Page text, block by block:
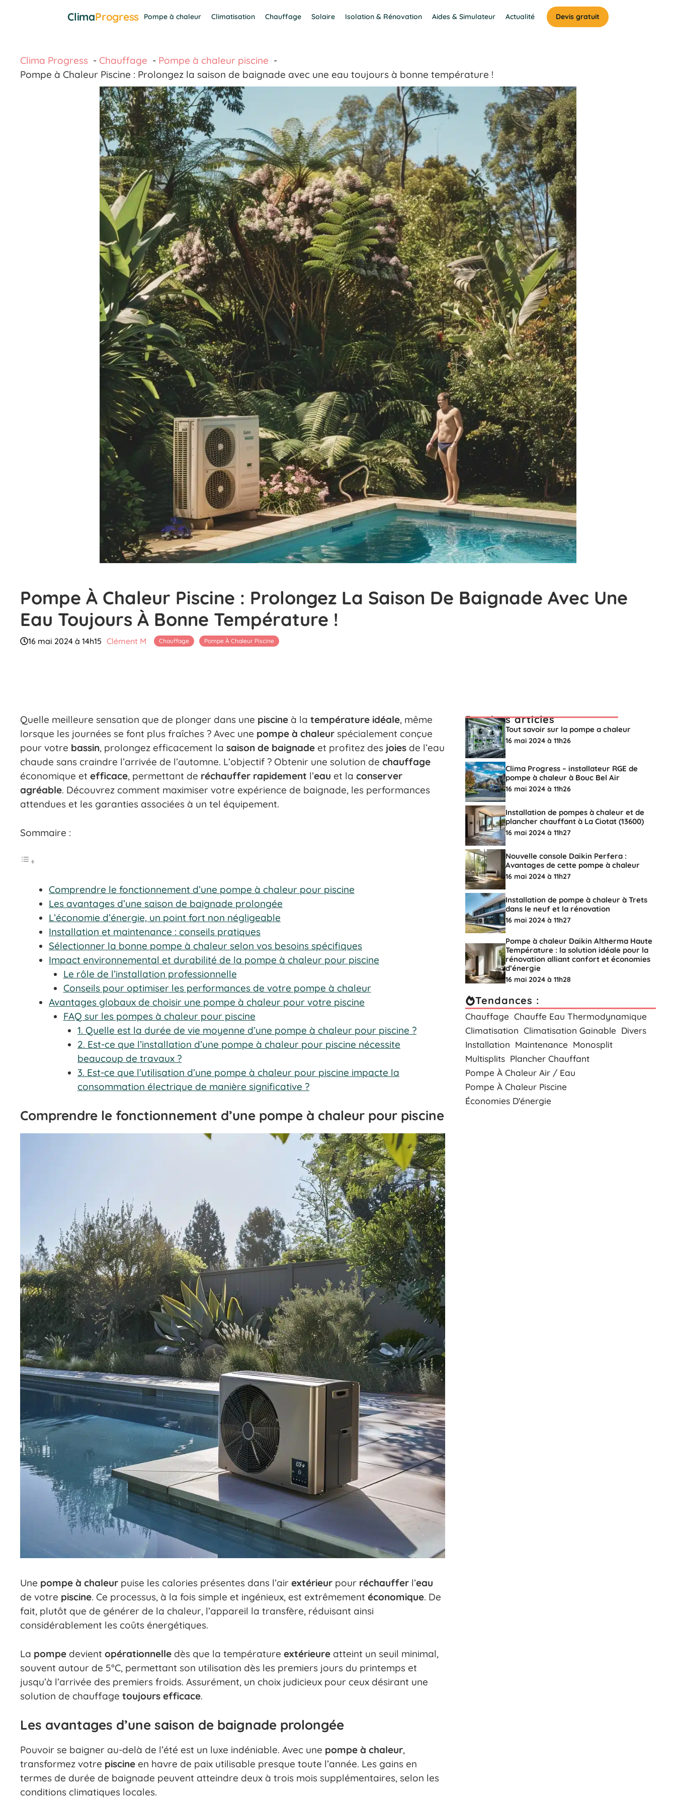
ClimaProgress Pompe à chaleur Climatisation Chauffage Solaire Isolation & Rénovation Aides & Simulateur Actualité Devis gratuit
Clima Progress Chauffage
Pompe à chaleur piscine
Pompe à Chaleur Piscine : Prolongez la saison de baignade avec une eau toujours à bonne température !
Pompe À Chaleur Piscine : Prolongez La Saison De Baignade Avec Une
Eau Toujours À Bonne Température !
16 mai 2024 à 14h15 Clément M Chauffage Pompe À Chaleur Piscine
Quelle meilleure sensation que de plonger dans une piscine à la température idéale, même
lorsque les journées se font plus fraîches ? Avec une pompe à chaleur spécialement conçue
pour votre bassin, prolongez efficacement la saison de baignade et profitez des joies de l’eau
chaude sans craindre l’arrivée de l’automne. L’objectif ? Obtenir une solution de chauffage
économique et efficace, permettant de réchauffer rapidement l’eau et la conserver
agréable. Découvrez comment maximiser votre expérience de baignade, les performances
attendues et les garanties associées à un tel équipement.
Sommaire :
Comprendre le fonctionnement d’une pompe à chaleur pour piscine
Les avantages d’une saison de baignade prolongée
L’économie d’énergie, un point fort non négligeable
Installation et maintenance : conseils pratiques
Sélectionner la bonne pompe à chaleur selon vos besoins spécifiques
Impact environnemental et durabilité de la pompe à chaleur pour piscine
Le rôle de l’installation professionnelle
Conseils pour optimiser les performances de votre pompe à chaleur
Avantages globaux de choisir une pompe à chaleur pour votre piscine
FAQ sur les pompes à chaleur pour piscine
1. Quelle est la durée de vie moyenne d’une pompe à chaleur pour piscine ?
2. Est-ce que l’installation d’une pompe à chaleur pour piscine nécessite
beaucoup de travaux ?
3. Est-ce que l’utilisation d’une pompe à chaleur pour piscine impacte la
consommation électrique de manière significative ?
Comprendre le fonctionnement d’une pompe à chaleur pour piscine
Une pompe à chaleur puise les calories présentes dans l’air extérieur pour réchauffer l’eau
de votre piscine. Ce processus, à la fois simple et ingénieux, est extrêmement économique. De
fait, plutôt que de générer de la chaleur, l’appareil la transfère, réduisant ainsi
considérablement les coûts énergétiques.
La pompe devient opérationnelle dès que la température extérieure atteint un seuil minimal,
souvent autour de 5°C, permettant son utilisation dès les premiers jours du printemps et
jusqu’à l’arrivée des premiers froids. Assurément, un choix judicieux pour ceux désirant une
solution de chauffage toujours efficace.
Les avantages d’une saison de baignade prolongée
Pouvoir se baigner au-delà de l’été est un luxe indéniable. Avec une pompe à chaleur,
transformez votre piscine en havre de paix utilisable presque toute l’année. Les gains en
termes de durée de baignade peuvent atteindre deux à trois mois supplémentaires, selon les
conditions climatiques locales.
Derniers articles
Tout savoir sur la pompe a chaleur
16 mai 2024 à 11h26
Clima Progress – installateur RGE de
pompe à chaleur à Bouc Bel Air
16 mai 2024 à 11h26
Installation de pompes à chaleur et de
plancher chauffant à La Ciotat (13600)
16 mai 2024 à 11h27
Nouvelle console Daikin Perfera :
Avantages de cette pompe à chaleur
16 mai 2024 à 11h27
Installation de pompe à chaleur à Trets
dans le neuf et la rénovation
16 mai 2024 à 11h27
Pompe à chaleur Daikin Altherma Haute
Température : la solution idéale pour la
rénovation alliant confort et économies
d’énergie
16 mai 2024 à 11h28
Tendances :
Chauffage Chauffe Eau Thermodynamique
Climatisation Climatisation Gainable Divers
Installation Maintenance Monosplit
Multisplits Plancher Chauffant
Pompe À Chaleur Air / Eau
Pompe À Chaleur Piscine
Économies D'énergie